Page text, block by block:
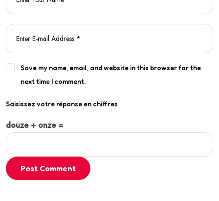
Save my name, email, and website in this browser for the
next time I comment.
Saisissez votre réponse en chiffres
douze + onze =
Post Comment